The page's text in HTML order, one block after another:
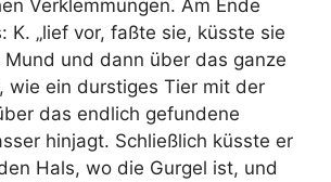
Verklemmungen. Am Ende
K. „lief vor, faßte sie, küsste sie
Mund und dann über das ganze
wie ein durstiges Tier mit der
das endlich gefundene
hinjagt. Schließlich küsste er
Hals, wo die Gurgel ist, und